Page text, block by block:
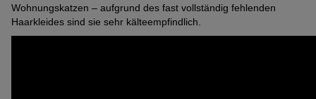
Wohnungskatzen – aufgrund des fast vollständig fehlenden
Haarkleides sind sie sehr kälteempfindlich.